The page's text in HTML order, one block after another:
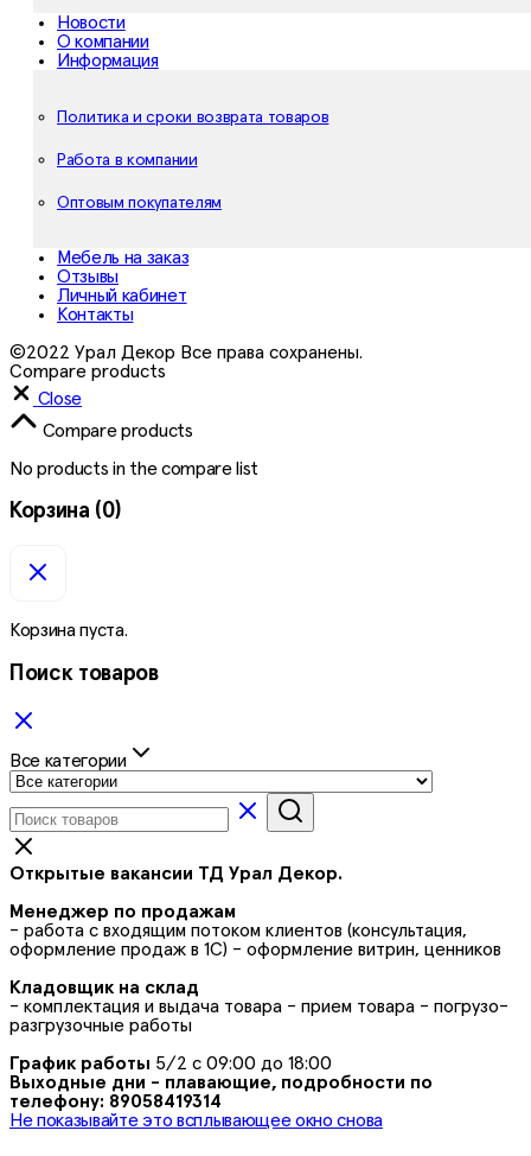
Новости
О компании
Информация
Политика и сроки возврата товаров
Работа в компании
Оптовым покупателям
Мебель на заказ
Отзывы
Личный кабинет
Контакты
©2022 Урал Декор Все права сохранены.
Compare products
Close
Compare products
No products in the compare list
Корзина (0)
Корзина пуста.
Поиск товаров
Все категории
Открытые вакансии ТД Урал Декор.
Менеджер по продажам
- работа с входящим потоком клиентов (консультация,
оформление продаж в 1С) - оформление витрин, ценников
Кладовщик на склад
- комплектация и выдача товара - прием товара - погрузо-
разгрузочные работы
График работы 5/2 с 09:00 до 18:00
Выходные дни - плавающие, подробности по
телефону: 89058419314
Не показывайте это всплывающее окно снова